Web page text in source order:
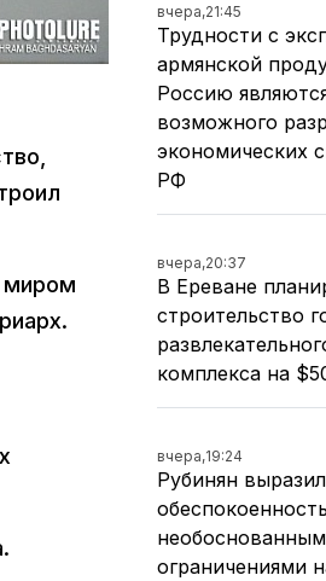
миром
вчера,21:45
Трудности с
армянской
Россию
возможного
экономических
РФ
вчера,20:37
В Ереване
строительство
комплекса на
вчера,19:24
Рубинян
обеспокоенность
ограничениями